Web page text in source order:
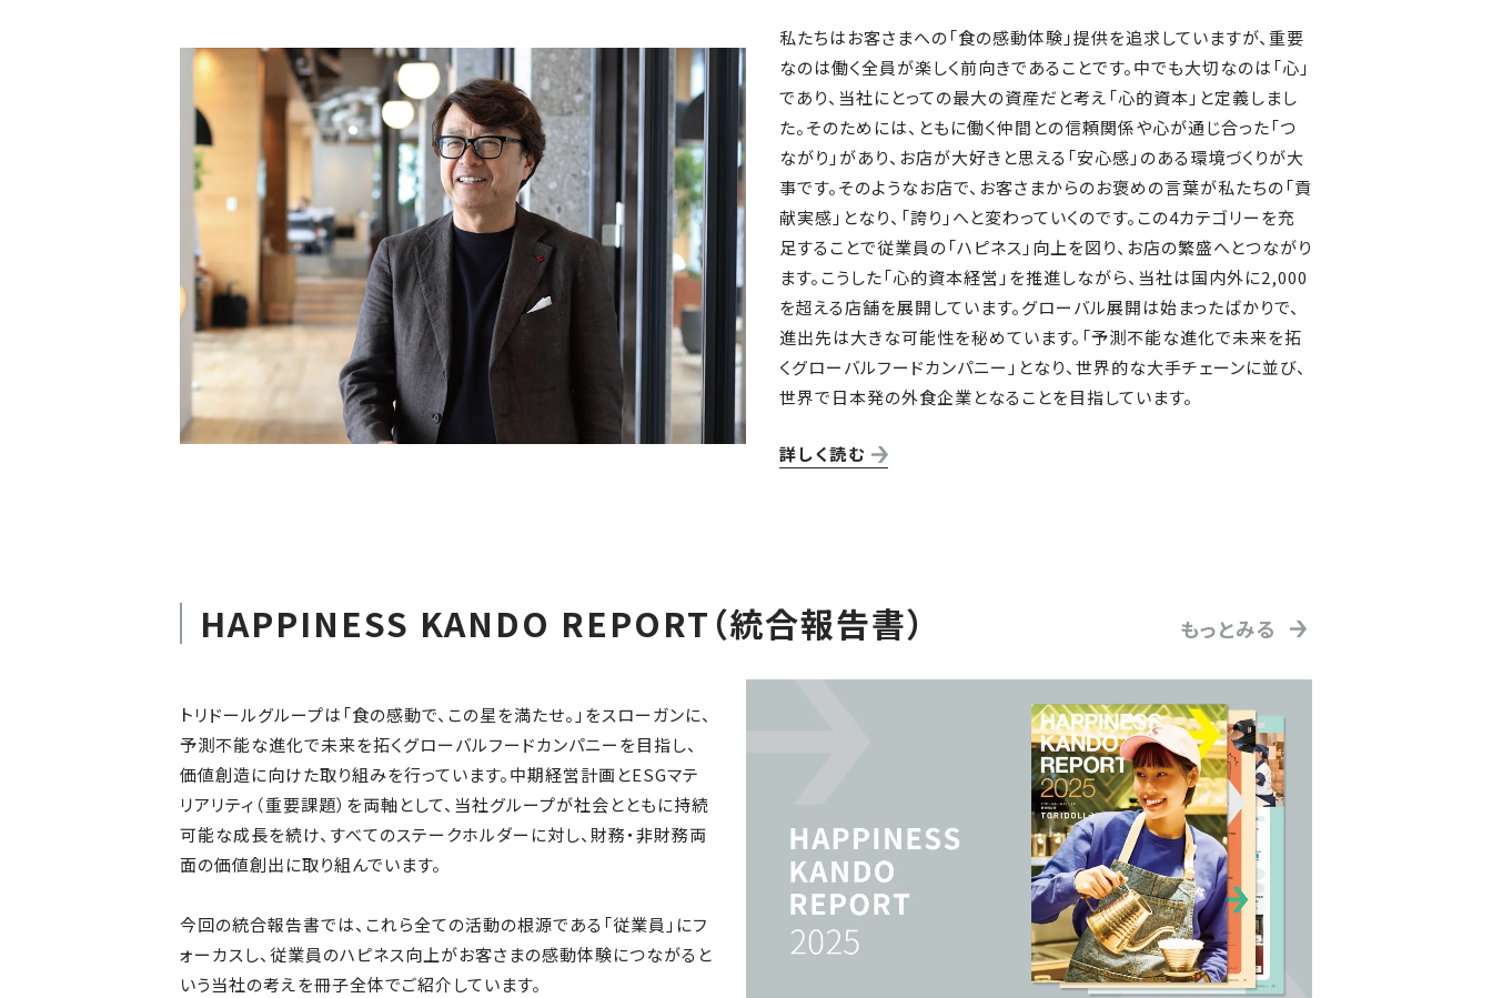
私たちはお客さまへの「食の感動体験」提供を追求していますが、重要
なのは働く全員が楽しく前向きであることです。中でも大切なのは「心」
であり、当社にとっての最大の資産だと考え「心的資本」と定義しまし
た。そのためには、ともに働く仲間との信頼関係や心が通じ合った「つ
ながり」があり、お店が大好きと思える「安心感」のある環境づくりが大
事です。そのようなお店で、お客さまからのお褒めの言葉が私たちの「貢
献実感」となり、「誇り」へと変わっていくのです。この4カテゴリーを充
足することで従業員の「ハピネス」向上を図り、お店の繁盛へとつながり
ます。こうした「心的資本経営」を推進しながら、当社は国内外に2,000
を超える店舗を展開しています。グローバル展開は始まったばかりで、
進出先は大きな可能性を秘めています。「予測不能な進化で未来を拓
くグローバルフードカンパニー」となり、世界的な大手チェーンに並び、
世界で日本発の外食企業となることを目指しています。
詳しく読む
HAPPINESS KANDO REPORT（統合報告書） もっとみる
トリドールグループは「食の感動で、この星を満たせ。」をスローガンに、
予測不能な進化で未来を拓くグローバルフードカンパニーを目指し、
価値創造に向けた取り組みを行っています。中期経営計画とESGマテ
リアリティ（重要課題）を両軸として、当社グループが社会とともに持続
可能な成長を続け、すべてのステークホルダーに対し、財務・非財務両
面の価値創出に取り組んでいます。
今回の統合報告書では、これら全ての活動の根源である「従業員」にフ
ォーカスし、従業員のハピネス向上がお客さまの感動体験につながると
いう当社の考えを冊子全体でご紹介しています。